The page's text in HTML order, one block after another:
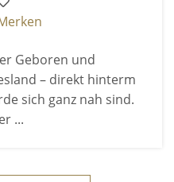
Geboren und
– direkt hinterm
sich ganz nah sind.
...